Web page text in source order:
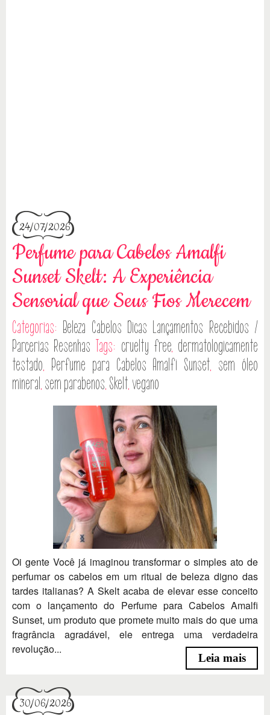
24/07/2026
Perfume para Cabelos Amalfi
Sunset Skelt: A Experiência
Sensorial que Seus Fios Merecem
Categorias: Beleza Cabelos Dicas Lançamentos Recebidos /
Parcerias Resenhas Tags: cruelty free, dermatologicamente
testado, Perfume para Cabelos Amalfi Sunset, sem óleo
mineral, sem parabenos, Skelt,vegano
Oi gente Você já imaginou transformar o simples ato de
perfumar os cabelos em um ritual de beleza digno das
tardes italianas? A Skelt acaba de elevar esse conceito
com o lançamento do Perfume para Cabelos Amalfi
Sunset, um produto que promete muito mais do que uma
fragrância agradável, ele entrega uma verdadeira
revolução...
Leia mais
30/06/2026